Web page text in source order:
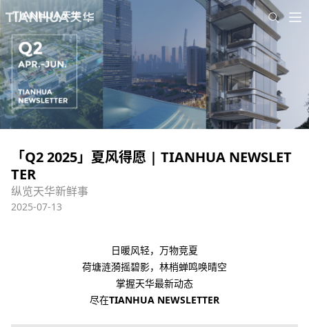
「Q2 2025」夏风得愿 | TIANHUA NEWSLET
TER
纵览天华新鲜事
2025-07-13
日暖风轻，万物竞夏
荷塘涟漪摇碧影，林梢蝉鸣唤晴空
掌握天华最新动态
尽在TIANHUA NEWSLETTER